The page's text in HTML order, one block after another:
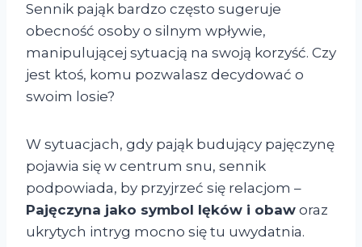
Sennik pająk bardzo często sugeruje
obecność osoby o silnym wpływie,
manipulującej sytuacją na swoją korzyść. Czy
jest ktoś, komu pozwalasz decydować o
swoim losie?
W sytuacjach, gdy pająk budujący pajęczynę
pojawia się w centrum snu, sennik
podpowiada, by przyjrzeć się relacjom –
Pajęczyna jako symbol lęków i obaw oraz
ukrytych intryg mocno się tu uwydatnia.